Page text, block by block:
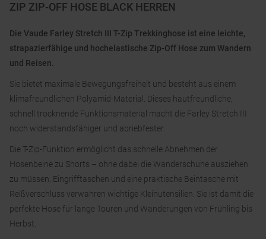
ZIP ZIP-OFF HOSE BLACK HERREN
Die Vaude Farley Stretch III T-Zip Trekkinghose ist eine leichte,
strapazierfähige und hochelastische Zip-Off Hose zum Wandern
und Reisen.
Sie bietet maximale Bewegungsfreiheit und besteht aus einem
klimafreundlichen Polyamid-Material. Dieses hautfreundliche,
schnell trocknende Funktionsmaterial macht die Farley Stretch III
noch widerstandsfähiger und abriebfester.
Die T-Zip-Funktion ermöglicht das schnelle Abnehmen der
Hosenbeine zu Shorts – ohne dabei die Wanderschuhe ausziehen
zu müssen. Eingrifftaschen und eine praktische Beintasche mit
Reißverschluss verwahren wichtige Kleinutensilien. Sie ist damit die
perfekte Hose für lange Touren und Wanderungen von Frühling bis
Herbst.